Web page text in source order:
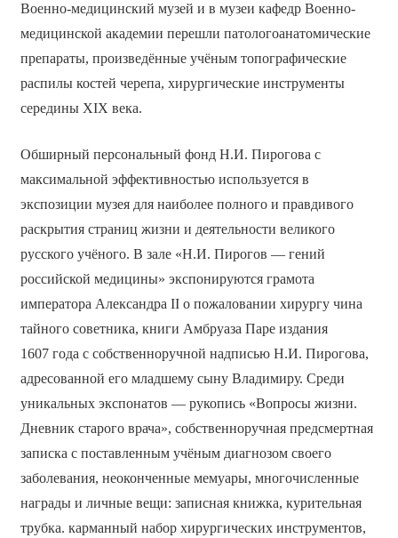
Военно-медицинский музей и в музеи кафедр Военно-
медицинской академии перешли патологоанатомические
препараты, произведённые учёным топографические
распилы костей черепа, хирургические инструменты
середины XIX века.
Обширный персональный фонд Н.И. Пирогова с
максимальной эффективностью используется в
экспозиции музея для наиболее полного и правдивого
раскрытия страниц жизни и деятельности великого
русского учёного. В зале «Н.И. Пирогов — гений
российской медицины» экспонируются грамота
императора Александра II о пожаловании хирургу чина
тайного советника, книги Амбруаза Паре издания
1607 года с собственноручной надписью Н.И. Пирогова,
адресованной его младшему сыну Владимиру. Среди
уникальных экспонатов — рукопись «Вопросы жизни.
Дневник старого врача», собственноручная предсмертная
записка с поставленным учёным диагнозом своего
заболевания, неоконченные мемуары, многочисленные
награды и личные вещи: записная книжка, курительная
трубка. карманный набор хирургических инструментов,